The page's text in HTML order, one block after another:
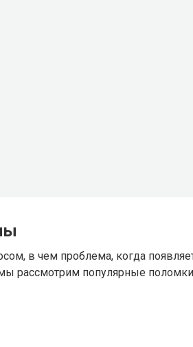
в чем проблема, когда
рассмотрим популярные